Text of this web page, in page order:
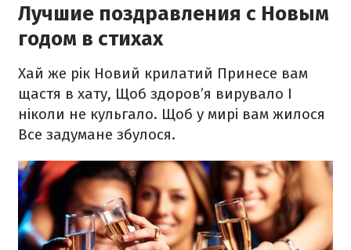
Лучшие поздравления с Новым
годом в стихах
Хай же рік Новий крилатий Принесе вам
щастя в хату, Щоб здоров’я вирувало І
ніколи не кульгало. Щоб у мирі вам жилося
Все задумане збулося.